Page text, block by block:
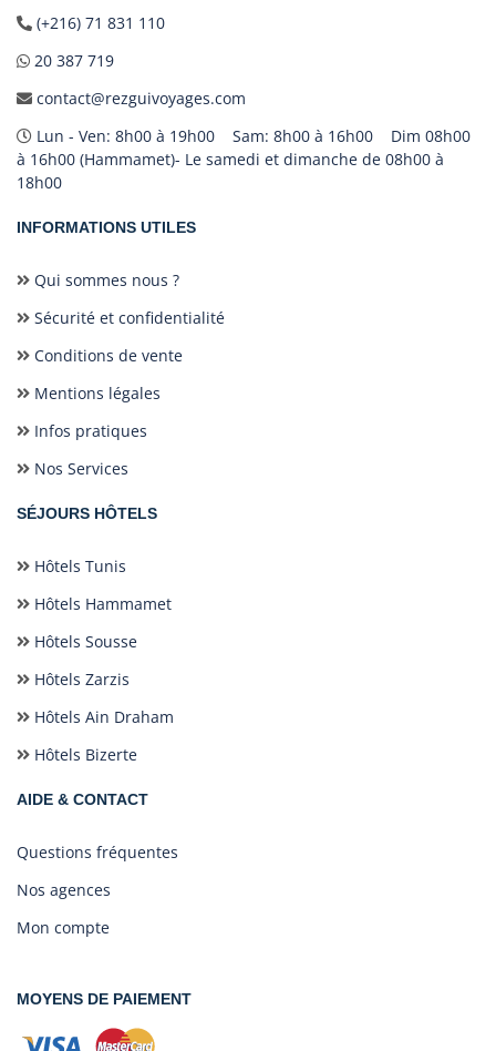
(+216) 71 831 110
20 387 719
contact@rezguivoyages.com
Lun - Ven: 8h00 à 19h00 Sam: 8h00 à 16h00 Dim 08h00
à 16h00 (Hammamet)- Le samedi et dimanche de 08h00 à
18h00
INFORMATIONS UTILES
Qui sommes nous ?
Sécurité et confidentialité
Conditions de vente
Mentions légales
Infos pratiques
Nos Services
SÉJOURS HÔTELS
Hôtels Tunis
Hôtels Hammamet
Hôtels Sousse
Hôtels Zarzis
Hôtels Ain Draham
Hôtels Bizerte
AIDE & CONTACT
Questions fréquentes
Nos agences
Mon compte
MOYENS DE PAIEMENT